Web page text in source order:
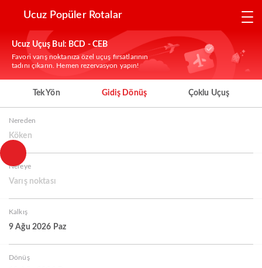
Ucuz Popüler Rotalar
Ucuz Uçuş Bul: BCD - CEB
Favori varış noktanıza özel uçuş fırsatlarının
tadını çıkarın. Hemen rezervasyon yapın!
Tek Yön Gidiş Dönüş Çoklu Uçuş
Nereden
Köken
Nereye
Varış noktası
Kalkış
9 Ağu 2026 Paz
Dönüş